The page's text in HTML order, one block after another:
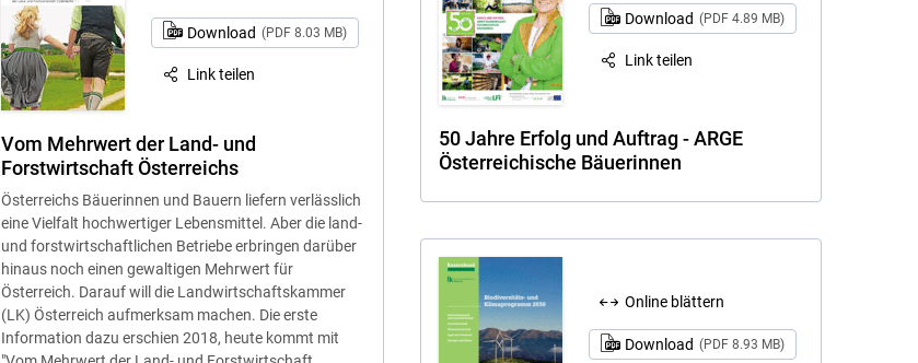
Download (PDF 4.89 MB)
Link teilen
50 Jahre Erfolg und Auftrag - ARGE
Österreichische Bäuerinnen
Download (PDF 8.03 MB)
Link teilen
Vom Mehrwert der Land- und
Forstwirtschaft Österreichs
Österreichs Bäuerinnen und Bauern liefern verlässlich
eine Vielfalt hochwertiger Lebensmittel. Aber die land-
und forstwirtschaftlichen Betriebe erbringen darüber
hinaus noch einen gewaltigen Mehrwert für
Österreich. Darauf will die Landwirtschaftskammer
(LK) Österreich aufmerksam machen. Die erste
Information dazu erschien 2018, heute kommt mit
Online blättern
Download (PDF 8.93 MB)